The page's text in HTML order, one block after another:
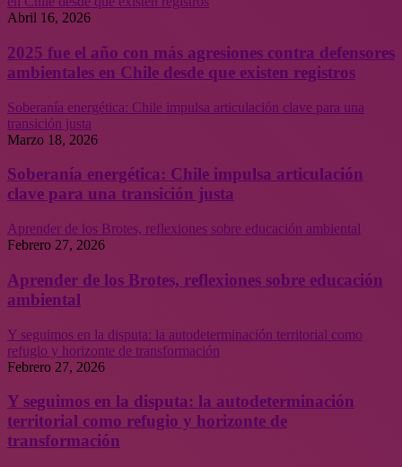
Abril 16, 2026
2025 fue el año con más agresiones contra defensores
ambientales en Chile desde que existen registros
Soberanía energética: Chile impulsa articulación clave para una
transición justa
Marzo 18, 2026
Soberanía energética: Chile impulsa articulación
clave para una transición justa
Aprender de los Brotes, reflexiones sobre educación ambiental
Febrero 27, 2026
Aprender de los Brotes, reflexiones sobre educación
ambiental
Y seguimos en la disputa: la autodeterminación territorial como
refugio y horizonte de transformación
Febrero 27, 2026
Y seguimos en la disputa: la autodeterminación
territorial como refugio y horizonte de
transformación